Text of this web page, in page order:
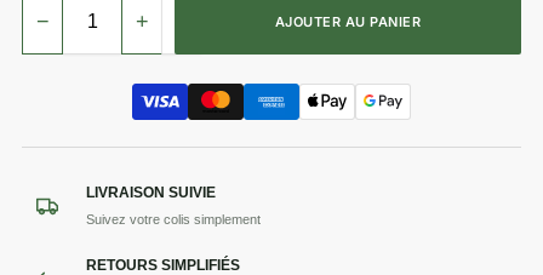
− + AJOUTER AU PANIER
LIVRAISON SUIVIE
Suivez votre colis simplement
RETOURS SIMPLIFIÉS